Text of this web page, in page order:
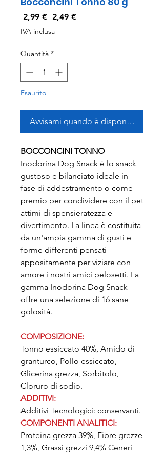
2,99 € Prezzo
2,49 €Prezzo
IVA inclusa
Quantità *
Esaurito
Avvisami quando è disponibile
BOCCONCINI TONNO
Inodorina Dog Snack è lo snack
gustoso e bilanciato ideale in
fase di addestramento o come
premio per condividere con il pet
attimi di spensieratezza e
divertimento. La linea è costituita
da un'ampia gamma di gusti e
forme differenti pensati
appositamente per viziare con
amore i nostri amici pelosetti. La
gamma Inodorina Dog Snack
offre una selezione di 16 sane
golosità.
COMPOSIZIONE:
Tonno essiccato 40%, Amido di
granturco, Pollo essiccato,
Glicerina grezza, Sorbitolo,
Cloruro di sodio.
ADDITIVI:
Additivi Tecnologici: conservanti.
COMPONENTI ANALITICI:
Proteina grezza 39%, Fibre grezze
1,3%, Grassi grezzi 9,4% Ceneri